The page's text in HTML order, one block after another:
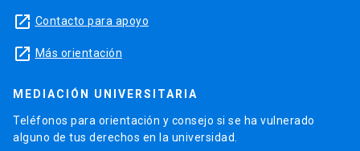
launch Contacto para apoyo
launch Más orientación
MEDIACIÓN UNIVERSITARIA
Teléfonos para orientación y consejo si se ha vulnerado
alguno de tus derechos en la universidad.